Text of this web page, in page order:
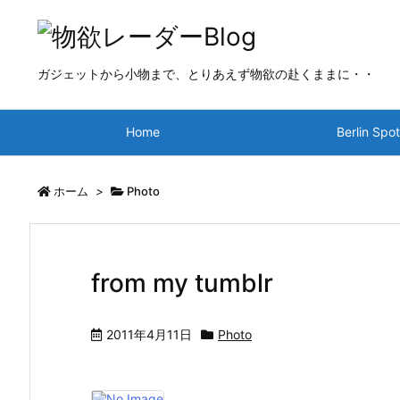
ガジェットから小物まで、とりあえず物欲の赴くままに・・
Home Berlin
ホーム > Photo
from my tumblr
2011年4月11日 Photo